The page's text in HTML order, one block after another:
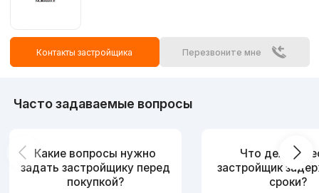
Контакты застройщика Перезвоните мне
Часто задаваемые вопросы
Какие вопросы нужно
задать застройщику перед
покупкой?
Что делать,
застройщик
сроки?